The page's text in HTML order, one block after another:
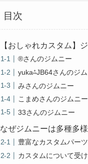
目次
【おしゃれカスタム】
®さんのジムニー
yuka⁂JB64さんのジ
みさんのジムニー
こまめさんのジムニー
33さんのジムニー
なぜジムニーは多種多
豊富なカスタムパーツ
カスタムについて受